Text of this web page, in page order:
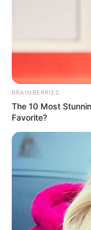
Knee Arthritis:
FORGE BODY
BRAINBERRIES
The 10 Most
Favorite?